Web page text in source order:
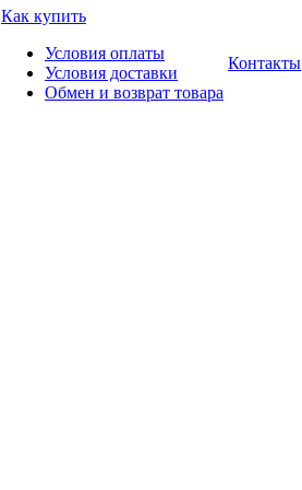
Как купить
Условия оплаты
Условия доставки
Обмен и возврат товара
Контакты